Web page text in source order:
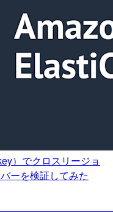
）でクロスリージョ
ーを検証してみた